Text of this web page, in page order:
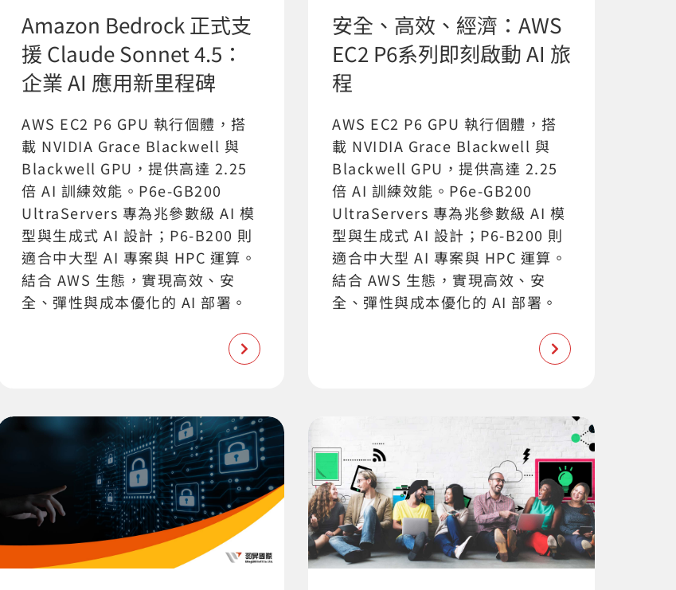
Amazon Bedrock 正式支
援 Claude Sonnet 4.5：
企業 AI 應用新里程碑
AWS EC2 P6 GPU 執行個體，搭
載 NVIDIA Grace Blackwell 與
Blackwell GPU，提供高達 2.25
倍 AI 訓練效能。P6e-GB200
UltraServers 專為兆參數級 AI 模
型與生成式 AI 設計；P6-B200 則
適合中大型 AI 專案與 HPC 運算。
結合 AWS 生態，實現高效、安
全、彈性與成本優化的 AI 部署。
安全、高效、經濟：AWS
EC2 P6系列即刻啟動 AI 旅
程
AWS EC2 P6 GPU 執行個體，搭
載 NVIDIA Grace Blackwell 與
Blackwell GPU，提供高達 2.25
倍 AI 訓練效能。P6e-GB200
UltraServers 專為兆參數級 AI 模
型與生成式 AI 設計；P6-B200 則
適合中大型 AI 專案與 HPC 運算。
結合 AWS 生態，實現高效、安
全、彈性與成本優化的 AI 部署。